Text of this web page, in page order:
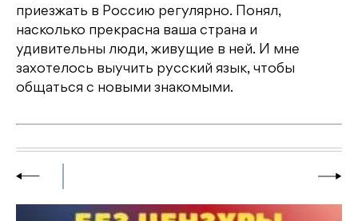
приезжать в Россию регулярно. Понял,
насколько прекрасна ваша страна и
удивительны люди, живущие в ней. И мне
захотелось выучить русский язык, чтобы
общаться с новыми знакомыми.